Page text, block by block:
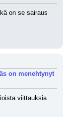
on se sairaus
on menehtynyt
viittauksia